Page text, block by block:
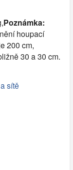
Poznámka:
houpací
200 cm,
30 a 30 cm.
sítě